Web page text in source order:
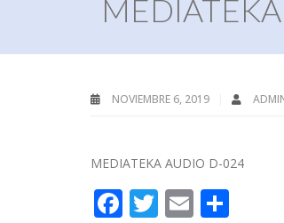
NOVIEMBRE 6, 2019
MEDIATEKA AUDIO D-024
Facebook
Twitter
Email